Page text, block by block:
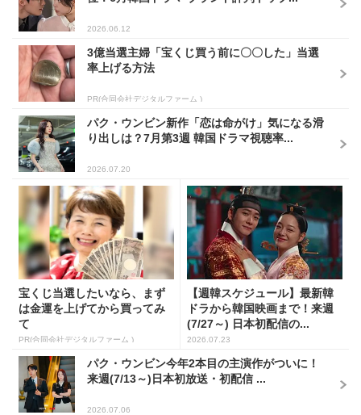
2026.06.12
3億当選主婦「宝くじ買う前に〇〇した」当選
率上げる方法
PR(合同会社デジタルファーム )
パク・ウンビン新作「恋は命がけ」気になる滑
り出しは？7月第3週 韓国ドラマ視聴率...
2026.07.20
宝くじ当選したいなら、まず
は金運を上げてから買ってみ
て
PR(合同会社デジタルファーム )
【週韓スケジュール】最新韓
ドラから韓国映画まで！来週
(7/27～) 日本初配信の...
2026.07.23
パク・ウンビン今年2本目の主演作がついに！
来週(7/13～)日本初放送・初配信 ...
2026.07.06